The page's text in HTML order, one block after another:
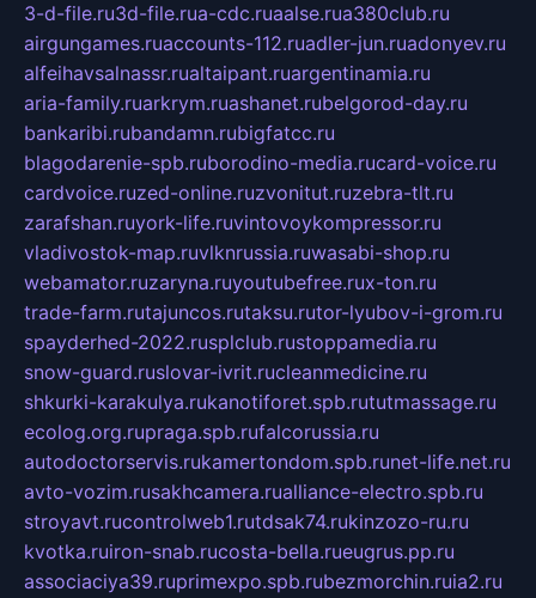
3-d-file.ru3d-file.rua-cdc.ruaalse.rua380club.ru
airgungames.ruaccounts-112.ruadler-jun.ruadonyev.ru
alfeihavsalnassr.rualtaipant.ruargentinamia.ru
aria-family.ruarkrym.ruashanet.rubelgorod-day.ru
bankaribi.rubandamn.rubigfatcc.ru
blagodarenie-spb.ruborodino-media.rucard-voice.ru
cardvoice.ruzed-online.ruzvonitut.ruzebra-tlt.ru
zarafshan.ruyork-life.ruvintovoykompressor.ru
vladivostok-map.ruvlknrussia.ruwasabi-shop.ru
webamator.ruzaryna.ruyoutubefree.rux-ton.ru
trade-farm.rutajuncos.rutaksu.rutor-lyubov-i-grom.ru
spayderhed-2022.rusplclub.rustoppamedia.ru
snow-guard.ruslovar-ivrit.rucleanmedicine.ru
shkurki-karakulya.rukanotiforet.spb.rututmassage.ru
ecolog.org.rupraga.spb.rufalcorussia.ru
autodoctorservis.rukamertondom.spb.runet-life.net.ru
avto-vozim.rusakhcamera.rualliance-electro.spb.ru
stroyavt.rucontrolweb1.rutdsak74.rukinzozo-ru.ru
kvotka.ruiron-snab.rucosta-bella.rueugrus.pp.ru
associaciya39.ruprimexpo.spb.rubezmorchin.ruia2.ru